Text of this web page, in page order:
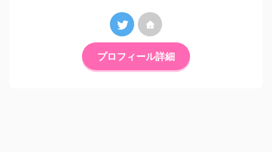
プロフィール詳細